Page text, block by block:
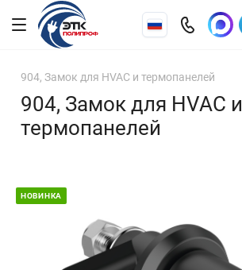
904, Замок для HVAC и термопанелей
904, Замок для HVAC и
термопанелей
НОВИНКА